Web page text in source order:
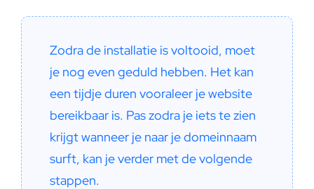
Zodra de installatie is voltooid, moet
je nog even geduld hebben. Het kan
een tijdje duren vooraleer je website
bereikbaar is. Pas zodra je iets te zien
krijgt wanneer je naar je domeinnaam
surft, kan je verder met de volgende
stappen.